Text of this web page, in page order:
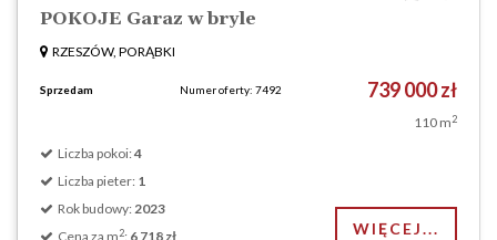
POKOJE Garaz w bryle
RZESZÓW, PORĄBKI
Sprzedam Numer oferty: 7492 739 000 zł
110 m2
Liczba pokoi:4
Liczba pieter: 1
Rok budowy:2023
Cena za m2: 6 718 zł WIĘCEJ...